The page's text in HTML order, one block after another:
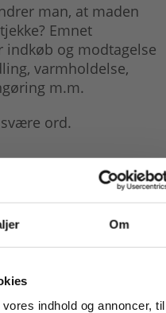
Om
indhold og annoncer, til
man, at maden
Emnet
indkøb og modtagelse
varmholdelse,
m.m.
ord.
i almen
masterclasses mm.
som: